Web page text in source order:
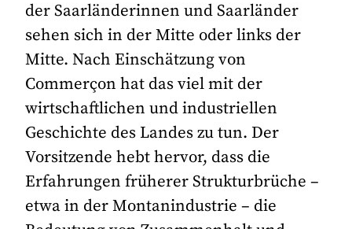
der Saarländerinnen und Saarländer
sehen sich in der Mitte oder links der
Mitte. Nach Einschätzung von
Commerçon hat das viel mit der
wirtschaftlichen und industriellen
Geschichte des Landes zu tun. Der
Vorsitzende hebt hervor, dass die
Erfahrungen früherer Strukturbrüche –
etwa in der Montanindustrie – die